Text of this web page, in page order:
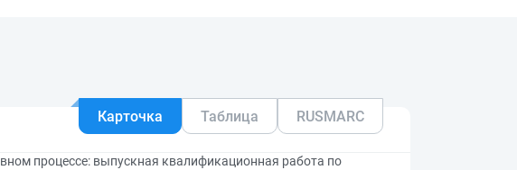
Карточка Таблица RUSMARC
процессе: выпускная квалификационная работа по